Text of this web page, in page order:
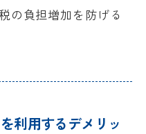
の負担増加を防げる
利用するデメリッ